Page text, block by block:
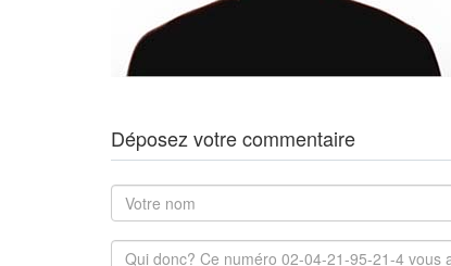
Déposez votre commentaire